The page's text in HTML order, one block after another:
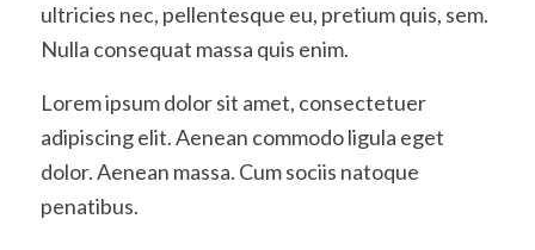
ultricies nec, pellentesque eu, pretium quis, sem.
Nulla consequat massa quis enim.
Lorem ipsum dolor sit amet, consectetuer
adipiscing elit. Aenean commodo ligula eget
dolor. Aenean massa. Cum sociis natoque
penatibus.